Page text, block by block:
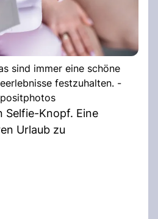
sind immer eine schöne
festzuhalten. -
Selfie-Knopf. Eine
Urlaub zu